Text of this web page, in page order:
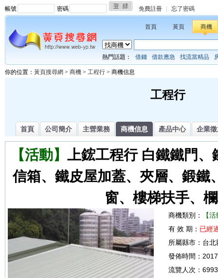
帳號 密碼 免費註冊 忘了密碼
首頁 黃頁 商機
熱門話題： 借錢 借款應急 找流當精品
你的位置： 黃頁搜尋網 > 商機 > 工程行 > 商機信息
工程行
首頁 公司簡介 主營業務 商機信息 產品中心 企業
【活動】 上鋐工程行 白鐵鐵門、
信箱、鐵皮屋加蓋、夾層、鍛鐵
窗、樓梯扶手、
商機類別：
【
有 效 期： 已經
所屬縣市： 台北
發佈時間：
流覽人次：